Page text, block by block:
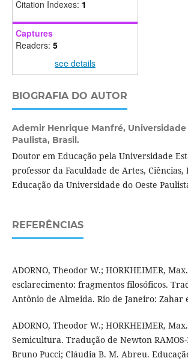
Citation Indexes: 1
Captures
Readers: 5
see details
BIOGRAFIA DO AUTOR
Ademir Henrique Manfré,
Paulista, Brasil.
Doutor em Educação pela Universidade
professor da Faculdade de Artes, Ciências,
Educação da Universidade do Oeste
REFERÊNCIAS
ADORNO, Theodor W.; HORKHEIMER,
esclarecimento: fragmentos filosóficos.
Antônio de Almeida. Rio de Janeiro: Zahar
ADORNO, Theodor W.; HORKHEIMER,
Semicultura. Tradução de Newton RAMOS-
Bruno Pucci; Cláudia B. M. Abreu.